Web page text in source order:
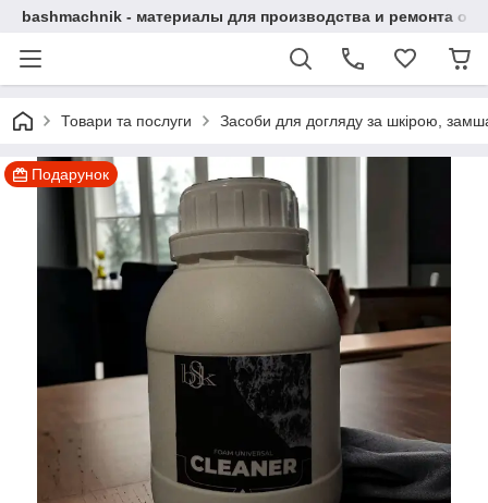
bashmachnik - материалы для производства и ремонта
Товари та послуги Засоби для догляду за шкірою,
Подарунок